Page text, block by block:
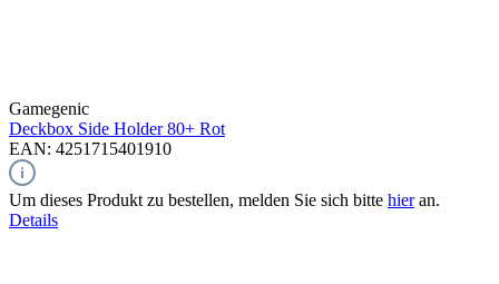
Gamegenic
Deckbox Side Holder 80+ Rot
EAN: 4251715401910
Um dieses Produkt zu bestellen, melden Sie sich bitte hieran.
Details